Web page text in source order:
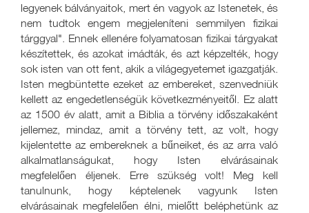
legyenek bálványaitok, mert én vagyok az Istenetek, és
nem tudtok engem megjeleníteni semmilyen fizikai
tárggyal". Ennek ellenére folyamatosan fizikai tárgyakat
készítettek, és azokat imádták, és azt képzelték, hogy
sok isten van ott fent, akik a világegyetemet igazgatják.
Isten megbüntette ezeket az embereket, szenvedniük
kellett az engedetlenségük következményeitől. Ez alatt
az 1500 év alatt, amit a Biblia a törvény időszakaként
jellemez, mindaz, amit a törvény tett, az volt, hogy
kijelentette az embereknek a bűneiket, és az arra való
alkalmatlanságukat, hogy Isten elvárásainak
megfelelően éljenek. Erre szükség volt! Meg kell
tanulnunk, hogy képtelenek vagyunk Isten
elvárásainak megfelelően élni, mielőtt beléphetünk az